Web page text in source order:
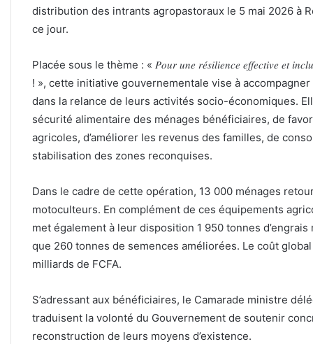
distribution des intrants agropastoraux le 5 mai 2026 à
ce jour.
Placée sous le thème : « 𝑃𝑜𝑢𝑟 𝑢𝑛𝑒 𝑟𝑒́𝑠𝑖𝑙𝑖𝑒𝑛𝑐𝑒 𝑒𝑓𝑓𝑒𝑐𝑡𝑖𝑣𝑒 𝑒𝑡
! », cette initiative gouvernementale vise à
dans la relance de leurs activités socio-économiques.
sécurité alimentaire des ménages bénéficiaires, de
agricoles, d’améliorer les revenus des familles, de
stabilisation des zones reconquises.
Dans le cadre de cette opération, 13 000 ménages
motoculteurs. En complément de ces équipements
met également à leur disposition 1 950 tonnes
que 260 tonnes de semences améliorées. Le coût
milliards de FCFA.
S’adressant aux bénéficiaires, le Camarade ministre
traduisent la volonté du Gouvernement de soutenir
reconstruction de leurs moyens d’existence.